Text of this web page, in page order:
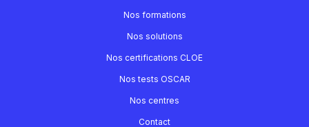
Nos formations
Nos solutions
Nos certifications CLOE
Nos tests OSCAR
Nos centres
Contact